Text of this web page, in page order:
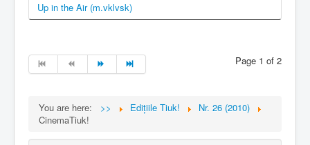
Up in the Air (m.vklvsk)
Page 1 of 2
You are here: >> Edițiile Tiuk!
Nr. 26 (2010)
CinemaTiuk!